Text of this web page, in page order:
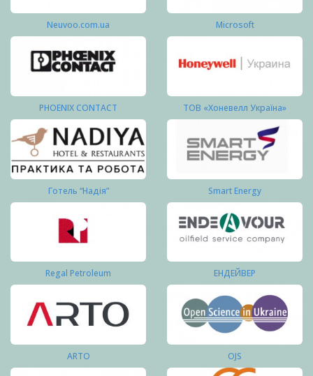
Neuvoo.com.ua Microsoft
PHOENIX CONTACT ТОВ «Хоневелл Україна»
Готель “Надія” Smart Energy
Regal Petroleum ЕНДЕЙВЕР
ARTO OJS